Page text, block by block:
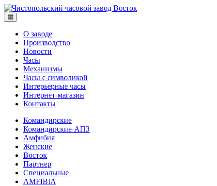
О заводе
Производство
Новости
Часы
Механизмы
Часы с символикой
Интерьерные часы
Интернет-магазин
Контакты
Командирские
Командирские-АПЗ
Амфибия
Женские
Восток
Партнер
Специальные
AMFIBIA